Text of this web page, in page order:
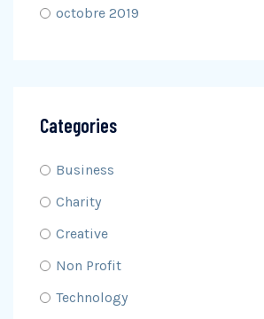
octobre 2019
Categories
Business
Charity
Creative
Non Profit
Technology